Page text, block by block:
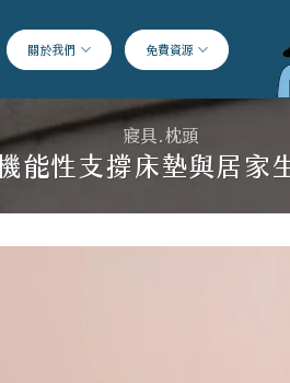
關於我們 免費資源
寢具.枕頭
能性支撐床墊與居家